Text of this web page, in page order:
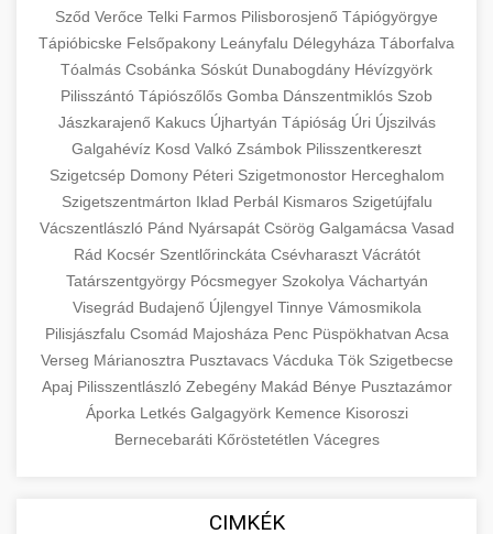
szeptest.com
abdomen contouring surgery
refresh your appearance. Upper and lower
eyelid surgery with experienced cosmetic
surgeons.
szeptest.com eyelid cosmetic procedure
📈 Paciensek Számának
Növelése
+
Case study showcasing 150% increase in
patient consultations through strategic
marketing. Learn proven methods for clinic
growth.
gildedeu.org clinic patient growth
🏥 Klinika Sikere
Esettanulmány
+
Detailed analysis of successful clinic strategies
resulting in significant patient acquisition
improvements and practice expansion.
checkmydentist.com
medical practice success
🤖 AI Marketing Bejelentkezés +
Discover how AI-driven marketing strategies
increased patient registrations by 150%.
Modern technology meets medical practice
growth.
life3.net AI marketing results
🎯 Praxis Felfuttatása +
Comprehensive guide to scaling your medical
practice. Proven strategies for patient
acquisition, retention, and practice
📊 150%-os Páciens
Real-world results showing dramatic patient
Sződ Verőce Telki Farmos Pilisborosjenő Tápiógyörgye
Tápióbicske Felsőpakony Leányfalu Délegyháza Táborfalva
Tóalmás Csobánka Sóskút Dunabogdány Hévízgyörk
Pilisszántó Tápiószőlős Gomba Dánszentmiklós Szob
Jászkarajenő Kakucs Újhartyán Tápióság Úri Újszilvás
Galgahévíz Kosd Valkó Zsámbok Pilisszentkereszt
Szigetcsép Domony Péteri Szigetmonostor Herceghalom
Szigetszentmárton Iklad Perbál Kismaros Szigetújfalu
Vácszentlászló Pánd Nyársapát Csörög Galgamácsa Vasad
Rád Kocsér Szentlőrinckáta Csévharaszt Vácrátót
Tatárszentgyörgy Pócsmegyer Szokolya Váchartyán
Visegrád Budajenő Újlengyel Tinnye Vámosmikola
Pilisjászfalu Csomád Majosháza Penc Püspökhatvan Acsa
Verseg Márianosztra Pusztavacs Vácduka Tök Szigetbecse
Apaj Pilisszentlászló Zebegény Makád Bénye Pusztazámor
Áporka Letkés Galgagyörk Kemence Kisoroszi
Bernecebaráti Kőröstetétlen Vácegres
CIMKÉK